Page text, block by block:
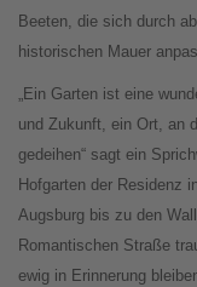
Beeten, die sich durch
historischen Mauer
„Ein Garten ist eine
und Zukunft, ein Ort, an
gedeihen“ sagt ein
Hofgarten der Residenz
Augsburg bis zu den
Romantischen Straße
ewig in Erinnerung